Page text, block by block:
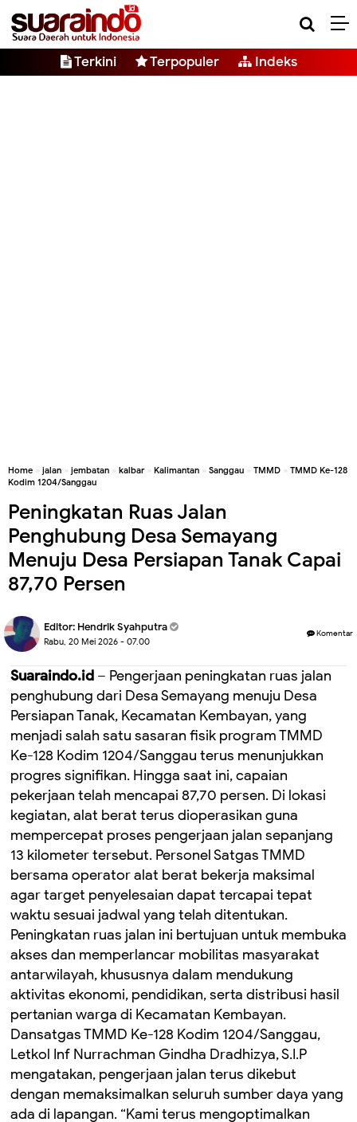
Terkini Terpopuler Indeks
Home » jalan » jembatan » kalbar» Kalimantan » Sanggau » TMMD » TMMD Ke-128
Kodim 1204/Sanggau
Peningkatan Ruas Jalan
Penghubung Desa Semayang
Menuju Desa Persiapan Tanak Capai
87,70 Persen
Editor: Hendrik Syahputra
Rabu, 20 Mei 2026 - 07.00
Komentar
Suaraindo.id – Pengerjaan peningkatan ruas jalan
penghubung dari Desa Semayang menuju Desa
Persiapan Tanak, Kecamatan Kembayan, yang
menjadi salah satu sasaran fisik program TMMD
Ke-128 Kodim 1204/Sanggau terus menunjukkan
progres signifikan. Hingga saat ini, capaian
pekerjaan telah mencapai 87,70 persen. Di lokasi
kegiatan, alat berat terus dioperasikan guna
mempercepat proses pengerjaan jalan sepanjang
13 kilometer tersebut. Personel Satgas TMMD
bersama operator alat berat bekerja maksimal
agar target penyelesaian dapat tercapai tepat
waktu sesuai jadwal yang telah ditentukan.
Peningkatan ruas jalan ini bertujuan untuk membuka
akses dan memperlancar mobilitas masyarakat
antarwilayah, khususnya dalam mendukung
aktivitas ekonomi, pendidikan, serta distribusi hasil
pertanian warga di Kecamatan Kembayan.
Dansatgas TMMD Ke-128 Kodim 1204/Sanggau,
Letkol Inf Nurrachman Gindha Dradhizya, S.I.P
mengatakan, pengerjaan jalan terus dikebut
dengan memaksimalkan seluruh sumber daya yang
ada di lapangan. “Kami terus mengoptimalkan